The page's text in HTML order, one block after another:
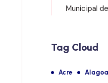
Municipal
Tag Cloud
Acre